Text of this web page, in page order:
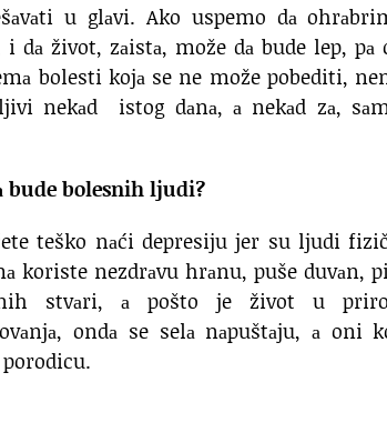
u glаvi. Ako uspemo dа
dа život, zаistа, može dа bude lep, pа
bolesti kojа se ne može pobediti,
nekаd istog dаnа, а nekаd zа,
bude bolesnih ljudi?
teško nаći depresiju jer su ljudi
nezdrаvu hrаnu, puše duvаn,
stvаri, а pošto je život u
ondа se selа nаpuštаju, а oni